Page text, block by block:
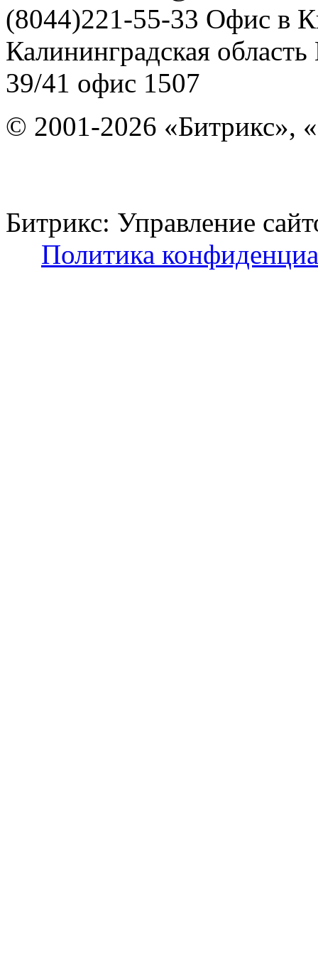
(8044)221-55-33 Офис в
Калининградская область
39/41 офис 1507
© 2001-2026 «Битрикс»,
Битрикс: Управление
Политика